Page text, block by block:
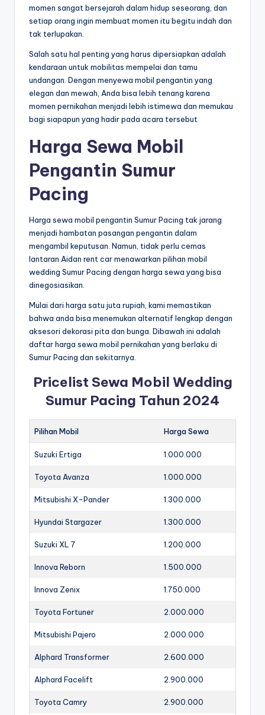
momen sangat bersejarah dalam hidup seseorang, dan
setiap orang ingin membuat momen itu begitu indah dan
tak terlupakan.
Salah satu hal penting yang harus dipersiapkan adalah
kendaraan untuk mobilitas mempelai dan tamu
undangan. Dengan menyewa mobil pengantin yang
elegan dan mewah, Anda bisa lebih tenang karena
momen pernikahan menjadi lebih istimewa dan memukau
bagi siapapun yang hadir pada acara tersebut
Harga Sewa Mobil
Pengantin Sumur
Pacing
Harga sewa mobil pengantin Sumur Pacing tak jarang
menjadi hambatan pasangan pengantin dalam
mengambil keputusan. Namun, tidak perlu cemas
lantaran Aidan rent car menawarkan pilihan mobil
wedding Sumur Pacing dengan harga sewa yang bisa
dinegosiasikan.
Mulai dari harga satu juta rupiah, kami memastikan
bahwa anda bisa menemukan alternatif lengkap dengan
aksesori dekorasi pita dan bunga. Dibawah ini adalah
daftar harga sewa mobil pernikahan yang berlaku di
Sumur Pacing dan sekitarnya.
Pricelist Sewa Mobil Wedding
Sumur Pacing Tahun 2024
Pilihan Mobil Harga Sewa
Suzuki Ertiga 1.000.000
Toyota Avanza 1.000.000
Mitsubishi X-Pander 1.300.000
Hyundai Stargazer 1.300.000
Suzuki XL 7 1.200.000
Innova Reborn 1.500.000
Innova Zenix 1.750.000
Toyota Fortuner 2.000.000
Mitsubishi Pajero 2.000.000
Alphard Transformer 2.600.000
Alphard Facelift 2.900.000
Toyota Camry 2.900.000